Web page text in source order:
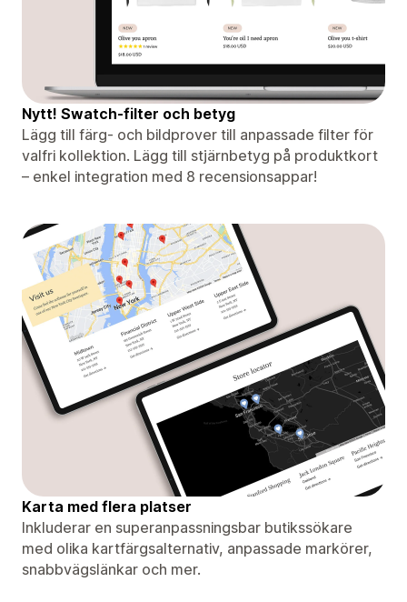
Nytt! Swatch-filter och betyg
Lägg till färg- och bildprover till anpassade filter för
valfri kollektion. Lägg till stjärnbetyg på produktkort
– enkel integration med 8 recensionsappar!
Karta med flera platser
Inkluderar en superanpassningsbar butikssökare
med olika kartfärgsalternativ, anpassade markörer,
snabbvägslänkar och mer.